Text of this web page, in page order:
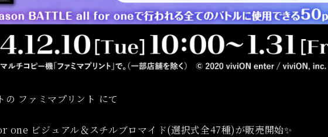
ファミマプリント にて
ビジュアル＆スチルブロマイド(選択式全47種)が販売開始✨